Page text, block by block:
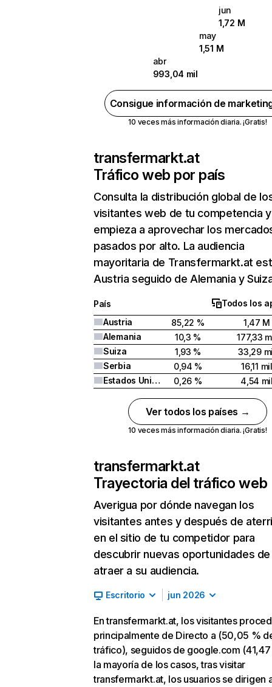
jun
1,72 M
may
1,51 M
abr
993,04 mil
Consigue información de
10 veces más información diaria. ¡Gratis!
transfermarkt.at
Tráfico web por país
Consulta la distribución global de
visitantes web de tu competencia y
empieza a aprovechar los
pasados por alto. La audiencia
mayoritaria de Transfermarkt.at
Austria seguido de Alemania y
País
Todos los
Austria
85,22 %
1,47 M
Alemania
10,3 %
177,33
Suiza
1,93 %
33,29
Serbia
0,94 %
16,11 mil
Estados Unidos
0,26 % 4,54
Ver todos los países →
10 veces más información diaria. ¡Gratis!
transfermarkt.at
Trayectoria del tráfico web
Averigua por dónde navegan los
visitantes antes y después de
en el sitio de tu competidor para
descubrir nuevas oportunidades de
atraer a su audiencia.
Escritorio jun 2026
En transfermarkt.at, los visitantes
principalmente de Directo a (50,05 %
tráfico), seguidos de google.com (41,47
la mayoría de los casos, tras visitar
transfermarkt.at, los usuarios se dirigen